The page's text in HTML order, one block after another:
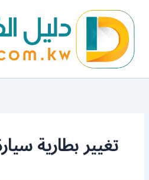
المحتوى
تغيير بطارية